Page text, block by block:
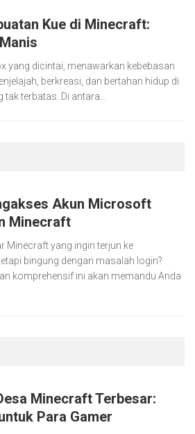
Kue di Minecraft:
yang dicintai, menawarkan kebebasan
berkreasi, dan bertahan hidup di
terbatas. Di antara...
Akun Microsoft
Minecraft
Minecraft yang ingin terjun ke
bingung dengan masalah login?
komprehensif ini akan memandu Anda
Minecraft Terbesar:
Para Gamer